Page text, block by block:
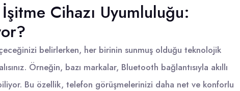
Cihazı Uyumluluğu:
belirlerken, her birinin sunmuş olduğu teknolojik
Örneğin, bazı markalar, Bluetooth bağlantısıyla akıllı
Bu özellik, telefon görüşmelerinizi daha net ve konforlu